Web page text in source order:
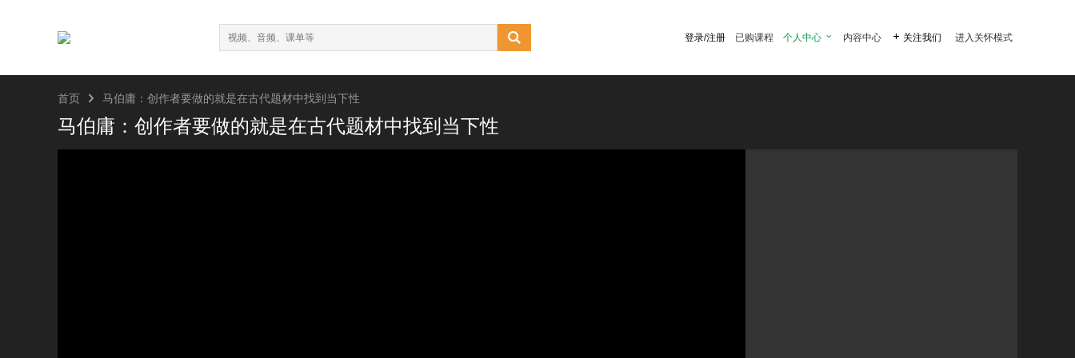
 登录/注册 已购课程 个人中心  内容中心  关注我们 进入关怀模式
首页  马伯庸：创作者要做的就是在古代题材中找到当下性
马伯庸：创作者要做的就是在古代题材中找到当下性